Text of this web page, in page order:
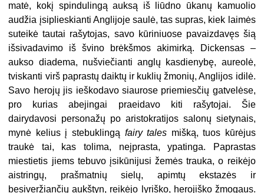
matė, kokį spindulingą auksą iš liūdno ūkanų kamuolio
audžia įsiplieskianti Anglijoje saulė, tas supras, kiek laimės
suteikė tautai rašytojas, savo kūriniuose pavaizdavęs šią
išsivadavimo iš švino brėkšmos akimirką. Dickensas –
aukso diadema, nušviečianti anglų kasdienybę, aureolė,
tviskanti virš paprastų daiktų ir kuklių žmonių, Anglijos idilė.
Savo herojų jis ieškodavo siaurose priemiesčių gatvelėse,
pro kurias abejingai praeidavo kiti rašytojai. Šie
dairydavosi personažų po aristokratijos salonų sietynais,
mynė kelius į stebuklingą fairy tales mišką, tuos kūrėjus
traukė tai, kas tolima, neįprasta, ypatinga. Paprastas
miestietis jiems tebuvo įsikūnijusi žemės trauka, o reikėjo
aistringų, prašmatnių sielų, apimtų ekstazės ir
besiveržiančių aukštyn, reikėjo lyriško, herojiško žmogaus.